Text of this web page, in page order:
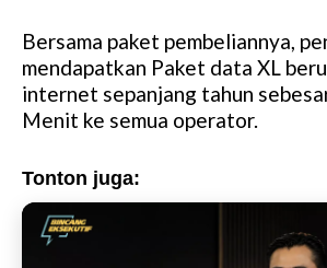
Bersama paket pembeliannya,
mendapatkan Paket data XL
internet sepanjang tahun
Menit ke semua operator.
Tonton juga: